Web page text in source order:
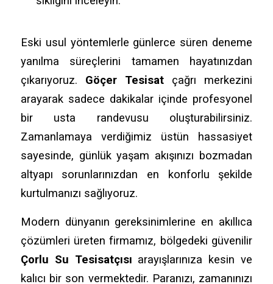
Eski usul yöntemlerle günlerce süren deneme
yanılma süreçlerini tamamen hayatınızdan
çıkarıyoruz. Göçer Tesisat çağrı merkezini
arayarak sadece dakikalar içinde profesyonel
bir usta randevusu oluşturabilirsiniz.
Zamanlamaya verdiğimiz üstün hassasiyet
sayesinde, günlük yaşam akışınızı bozmadan
altyapı sorunlarınızdan en konforlu şekilde
kurtulmanızı sağlıyoruz.
Modern dünyanın gereksinimlerine en akıllıca
çözümleri üreten firmamız, bölgedeki güvenilir
Çorlu Su Tesisatçısı arayışlarınıza kesin ve
kalıcı bir son vermektedir. Paranızı, zamanınızı